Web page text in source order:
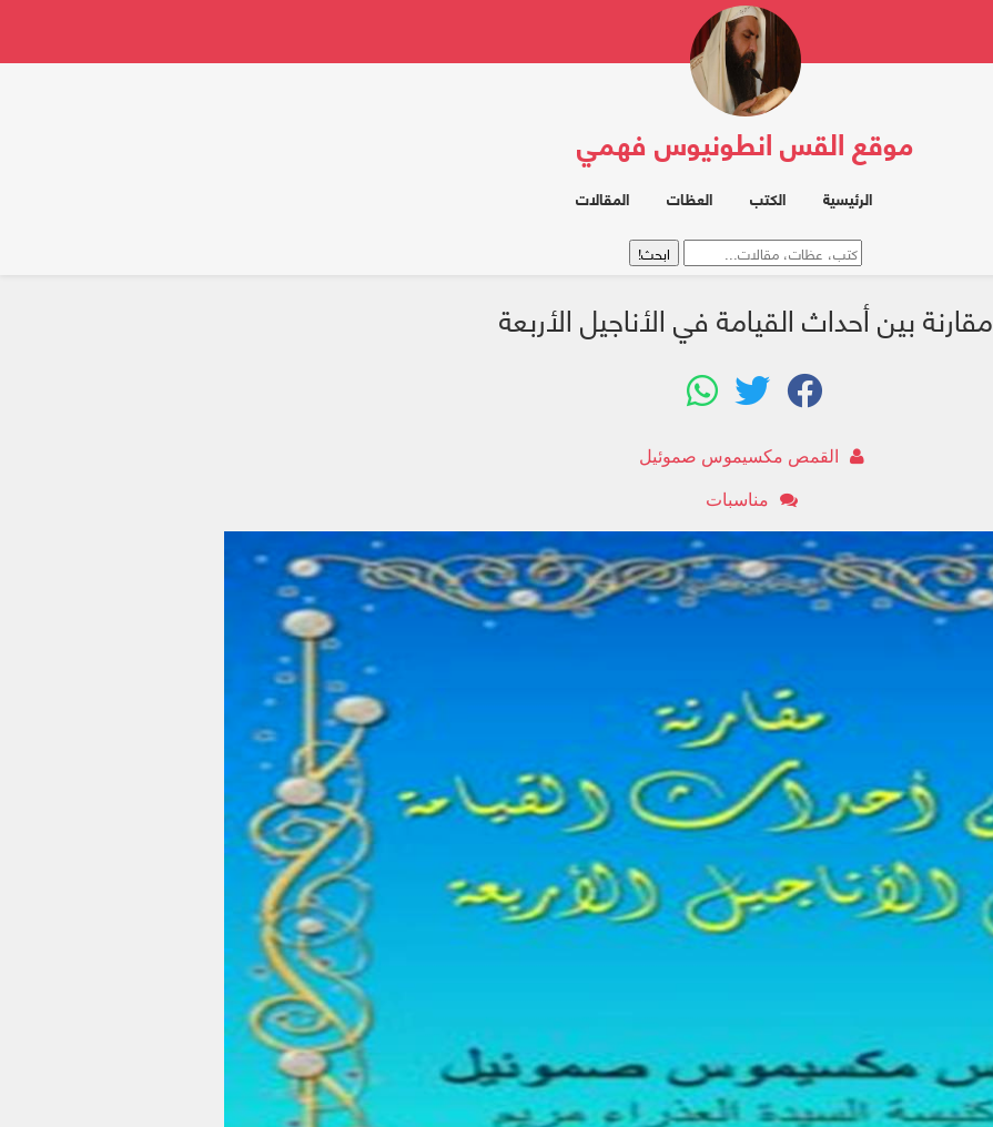
موقع القس انطونيوس فهمي
الرئيسية الكتب العظات المقالات
مقارنة بين أحداث القيامة في الأناجيل الأربعة
القمص مكسيموس صموئيل
مناسبات